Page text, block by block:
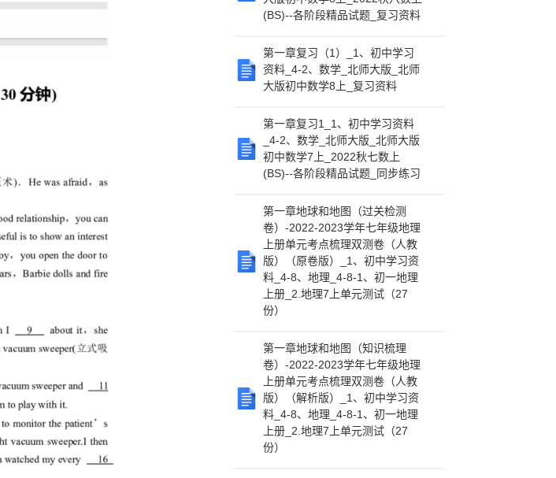
(BS)--各阶段精品试题_复习资料
第一章复习（1）_1、初中学习
资料_4-2、数学_北师大版_北师
大版初中数学8上_复习资料
第一章复习1_1、初中学习资料
_4-2、数学_北师大版_北师大版
初中数学7上_2022秋七数上
(BS)--各阶段精品试题_同步练习
第一章地球和地图（过关检测
卷）-2022-2023学年七年级地理
上册单元考点梳理双测卷（人教
版）（原卷版）_1、初中学习资
料_4-8、地理_4-8-1、初一地理
上册_2.地理7上单元测试（27
份）
第一章地球和地图（知识梳理
卷）-2022-2023学年七年级地理
上册单元考点梳理双测卷（人教
版）（解析版）_1、初中学习资
料_4-8、地理_4-8-1、初一地理
上册_2.地理7上单元测试（27
份）